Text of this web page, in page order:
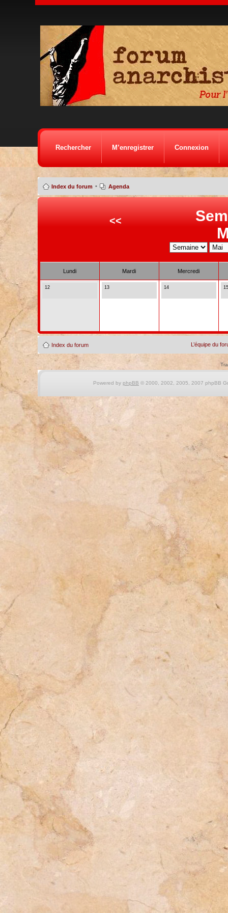
Rechercher M’enregistrer Connexion
Index du forum • Agenda
<<
Lundi Mardi Mercredi
12 13 14 15
Index du forum L’équipe du
Powered by phpBB © 2000, 2002, 2005, 2007 phpBB